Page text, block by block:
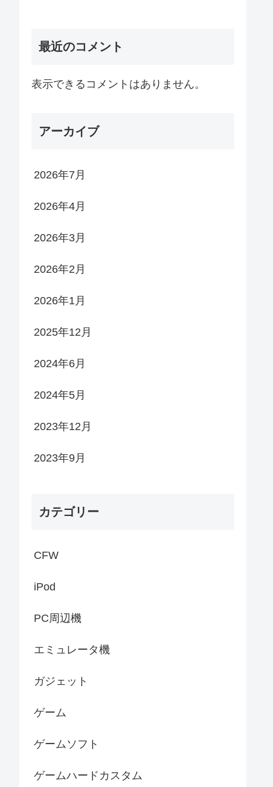
最近のコメント
表示できるコメントはありません。
アーカイブ
2026年7月
2026年4月
2026年3月
2026年2月
2026年1月
2025年12月
2024年6月
2024年5月
2023年12月
2023年9月
カテゴリー
CFW
iPod
PC周辺機
エミュレータ機
ガジェット
ゲーム
ゲームソフト
ゲームハードカスタム